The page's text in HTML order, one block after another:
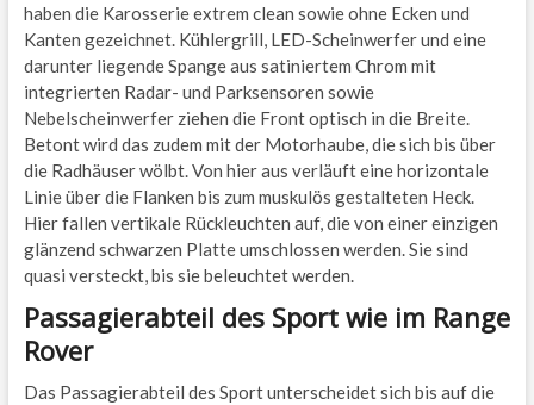
haben die Karosserie extrem clean sowie ohne Ecken und
Kanten gezeichnet. Kühlergrill, LED-Scheinwerfer und eine
darunter liegende Spange aus satiniertem Chrom mit
integrierten Radar- und Parksensoren sowie
Nebelscheinwerfer ziehen die Front optisch in die Breite.
Betont wird das zudem mit der Motorhaube, die sich bis über
die Radhäuser wölbt. Von hier aus verläuft eine horizontale
Linie über die Flanken bis zum muskulös gestalteten Heck.
Hier fallen vertikale Rückleuchten auf, die von einer einzigen
glänzend schwarzen Platte umschlossen werden. Sie sind
quasi versteckt, bis sie beleuchtet werden.
Passagierabteil des Sport wie im Range
Rover
Das Passagierabteil des Sport unterscheidet sich bis auf die